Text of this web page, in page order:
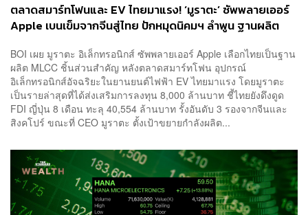
ตลาดสมาร์ทโฟนและ EV ไทยมาแรง! ‘มูราตะ’ ซัพพลายเออร์
Apple เบนเข็มจากจีนสู่ไทย ปักหมุดนิคมฯ ลำพูน ฐานผลิต
BOI เผย มูราตะ อิเล็กทรอนิกส์ ซัพพลายเออร์ Apple เลือกไทยเป็นฐาน
ผลิต MLCC ชิ้นส่วนสำคัญ หลังตลาดสมาร์ทโฟน อุปกรณ์
อิเล็กทรอนิกส์อัจฉริยะในยานยนต์ไฟฟ้า EV ไทยมาแรง โดยมูราตะ
เป็นรายล่าสุดที่ได้ส่งเสริมการลงทุน 8,000 ล้านบาท ชี้ไทยยังดึงดูด
FDI ญี่ปุ่น 8 เดือน ทะลุ 40,554 ล้านบาท รั้งอันดับ 3 รองจากจีนและ
สิงคโปร์ ขณะที่ CEO มูราตะ ตั้งเป้าขยายกำลังผลิต...